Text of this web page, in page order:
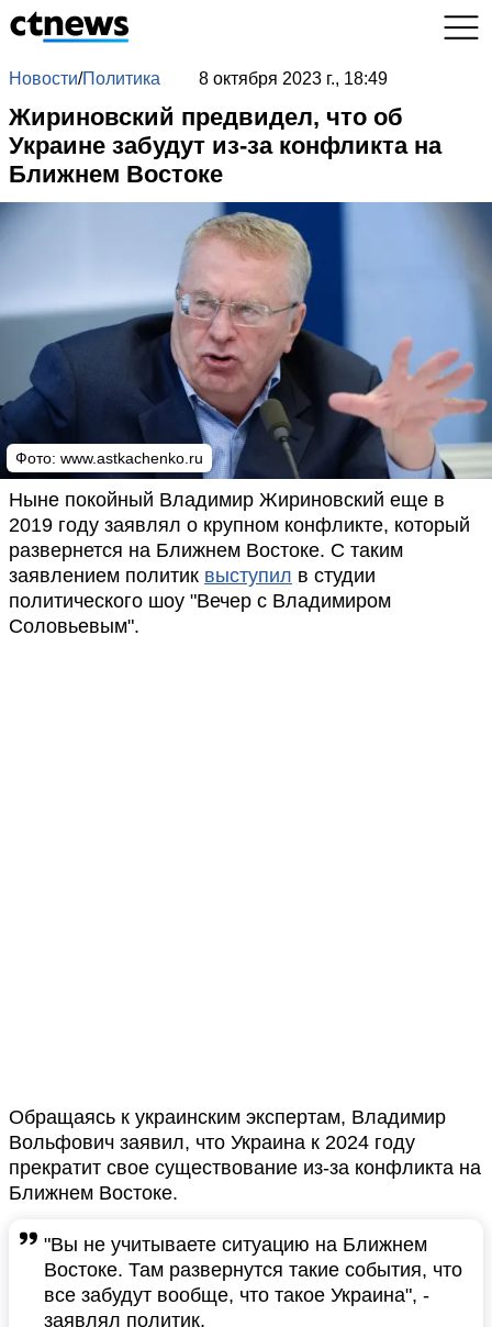
Новости/Политика 8 октября 2023 г., 18:49
Жириновский предвидел, что об
Украине забудут из-за конфликта на
Ближнем Востоке
Фото: www.astkachenko.ru
Ныне покойный Владимир Жириновский еще в
2019 году заявлял о крупном конфликте, который
развернется на Ближнем Востоке. С таким
заявлением политик выступил в студии
политического шоу "Вечер с Владимиром
Соловьевым".
Обращаясь к украинским экспертам, Владимир
Вольфович заявил, что Украина к 2024 году
прекратит свое существование из-за конфликта на
Ближнем Востоке.
"Вы не учитываете ситуацию на Ближнем
Востоке. Там развернутся такие события, что
все забудут вообще, что такое Украина", -
заявлял политик.